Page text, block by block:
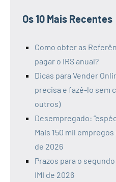
Os 10 Mais Recentes
Como obter as
pagar o IRS anual?
Dicas para Vender
precisa e fazê-lo sem
outros)
Desempregado:
Mais 150 mil
de 2026
Prazos para o
IMI de 2026